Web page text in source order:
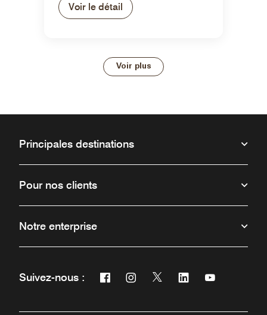
Voir le détail
Voir plus
Principales destinations
Pour nos clients
Notre enterprise
Suivez-nous : Facebook
Ouvre une nouvelle fenêtre
Instagram
Ouvre une nouvelle fenêtre
Twitter
Ouvre une nouvelle
Linkedin
Ouvre uneOuvre une